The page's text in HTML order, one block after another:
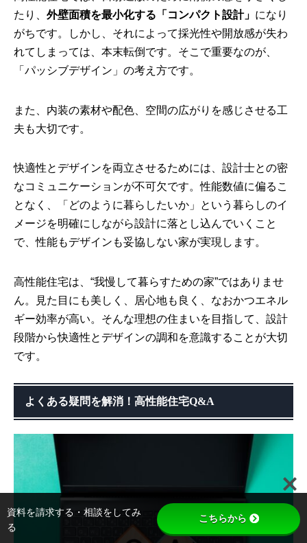
たり、 外壁面積を最小化する「コンパクト設計」 になり
がちです。しかし、それによって採光性や開放感が失わ
れてしまっては、本末転倒です。そこで重要なのが、
「パッシブデザイン」の考え方です。
また、内装の素材や配色、空間の広がりを感じさせる工
夫も大切です。
快適性とデザインを両立させるためには、設計士との密
なコミュニケーションが不可欠です。性能数値に偏るこ
となく、「どのように暮らしたいか」という暮らしのイ
メージを明確にしながら設計に落とし込んでいくこと
で、性能もデザインも妥協しない家が実現します。
高性能住宅は、“我慢して暮らすための家”ではありませ
ん。見た目にも美しく、居心地も良く、なおかつエネル
ギー効率が高い。そんな理想の住まいを目指して、設計
段階から快適性とデザインの調和を意識することが大切
です。
よくある疑問を解消！高性能住宅Q&A
資料を請求する・相談をしてみ
る
こちらから